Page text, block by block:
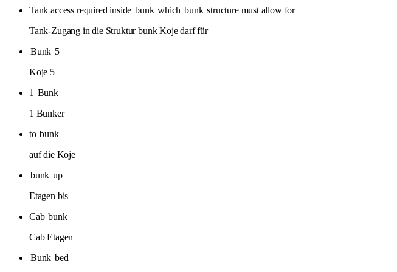
Tank access required inside bunk which bunk structure must allow for
Tank-Zugang in die Struktur bunk Koje darf für
Bunk 5
Koje 5
1 Bunk
1 Bunker
to bunk
auf die Koje
bunk up
Etagen bis
Cab bunk
Cab Etagen
Bunk bed